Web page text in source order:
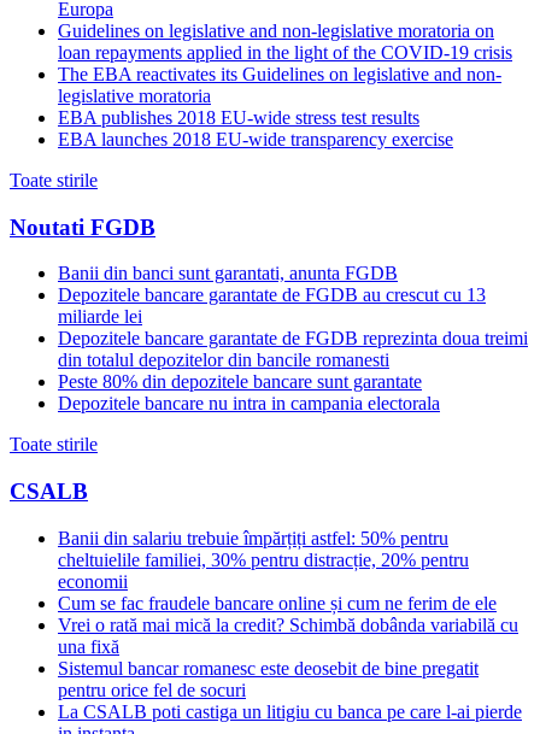
Europa
Guidelines on legislative and non-legislative moratoria on
loan repayments applied in the light of the COVID-19 crisis
The EBA reactivates its Guidelines on legislative and non-
legislative moratoria
EBA publishes 2018 EU-wide stress test results
EBA launches 2018 EU-wide transparency exercise
Toate stirile
Noutati FGDB
Banii din banci sunt garantati, anunta FGDB
Depozitele bancare garantate de FGDB au crescut cu 13
miliarde lei
Depozitele bancare garantate de FGDB reprezinta doua treimi
din totalul depozitelor din bancile romanesti
Peste 80% din depozitele bancare sunt garantate
Depozitele bancare nu intra in campania electorala
Toate stirile
CSALB
Banii din salariu trebuie împărțiți astfel: 50% pentru
cheltuielile familiei, 30% pentru distracție, 20% pentru
economii
Cum se fac fraudele bancare online și cum ne ferim de ele
Vrei o rată mai mică la credit? Schimbă dobânda variabilă cu
una fixă
Sistemul bancar romanesc este deosebit de bine pregatit
pentru orice fel de socuri
La CSALB poti castiga un litigiu cu banca pe care l-ai pierde